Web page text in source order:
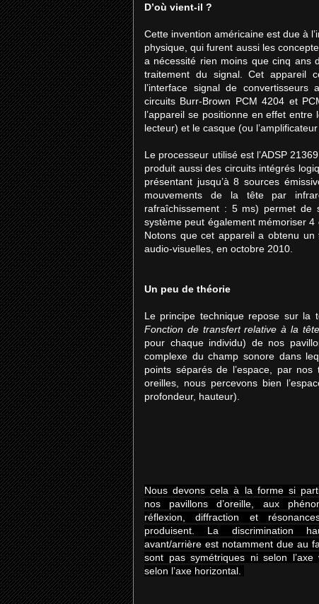
D’où vient-il ?
Cette invention américaine est due à
physique, qui furent aussi les
a nécessité rien moins que cinq ans
traitement du signal. Cet appareil
l’interface signal de convertisseurs
circuits Burr-Brown PCM 4204 et
l’appareil se positionne en effet entre
lecteur) et le casque (ou
Le processeur utilisé est l’ADSP
produit aussi des circuits intégrés
présentant jusqu’à 8 sources
mouvements de la tête par
rafraîchissement : 5 ms) permet de
système peut également mémoriser 4
Notons que cet appareil a obtenu
audio-visuelles, en octobre 2010.
Un peu de théorie
Le principe technique repose sur la
Fonction de transfert relative à la tête
pour chaque individu) de nos
complexe du champ sonore dans
points séparés de l’espace, par
oreilles, nous percevons bien
profondeur, hauteur).
Nous devons cela à la forme si
nos pavillons d’oreille, aux
réflexion, diffraction et
produisent. La discrimination
avant/arrière est notamment due au
sont pas symétriques ni selon l’axe
selon l’axe horizontal.